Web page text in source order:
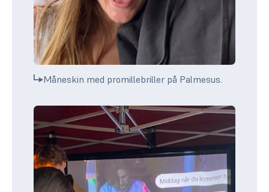
Måneskin med promillebriller på Palmesus.